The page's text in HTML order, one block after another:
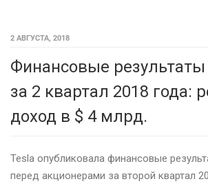
2 АВГУСТА, 2018
Финансовые результаты
за 2 квартал 2018 года:
доход в $ 4 млрд.
Tesla опубликовала финансовые
перед акционерами за второй квартал